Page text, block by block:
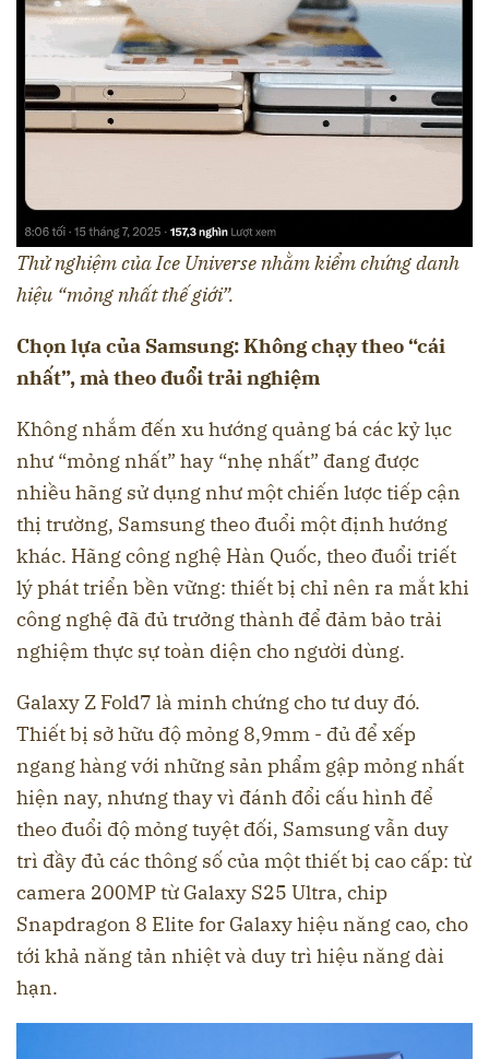
Thử nghiệm của Ice Universe nhằm kiểm chứng danh
hiệu “mỏng nhất thế giới”.
Chọn lựa của Samsung: Không chạy theo “cái
nhất”, mà theo đuổi trải nghiệm
Không nhắm đến xu hướng quảng bá các kỷ lục
như “mỏng nhất” hay “nhẹ nhất” đang được
nhiều hãng sử dụng như một chiến lược tiếp cận
thị trường, Samsung theo đuổi một định hướng
khác. Hãng công nghệ Hàn Quốc, theo đuổi triết
lý phát triển bền vững: thiết bị chỉ nên ra mắt khi
công nghệ đã đủ trưởng thành để đảm bảo trải
nghiệm thực sự toàn diện cho người dùng.
Galaxy Z Fold7 là minh chứng cho tư duy đó.
Thiết bị sở hữu độ mỏng 8,9mm - đủ để xếp
ngang hàng với những sản phẩm gập mỏng nhất
hiện nay, nhưng thay vì đánh đổi cấu hình để
theo đuổi độ mỏng tuyệt đối, Samsung vẫn duy
trì đầy đủ các thông số của một thiết bị cao cấp: từ
camera 200MP từ Galaxy S25 Ultra, chip
Snapdragon 8 Elite for Galaxy hiệu năng cao, cho
tới khả năng tản nhiệt và duy trì hiệu năng dài
hạn.